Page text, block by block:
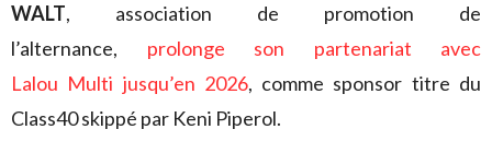
WALT, association de promotion de
l’alternance, prolonge son partenariat avec
Lalou Multi jusqu’en 2026, comme sponsor titre du
Class40 skippé par Keni Piperol.